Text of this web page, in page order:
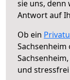
sie uns, denn
Antwort auf
Ob ein
Sachsenheim,
und